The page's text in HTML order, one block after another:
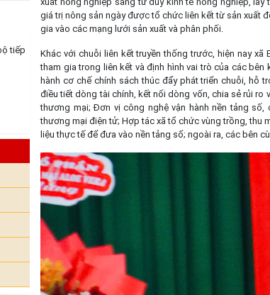
tiếp
giá trị nông sản ngày được tổ chức liên kết từ sản xuất
gia vào các mạng lưới sản xuất và phân phối.
Khác với chuỗi liên kết truyền thống trước, hiện nay
tham gia trong liên kết và định hình vai trò của các
hành cơ chế chính sách thúc đẩy phát triển chuỗi, hỗ
điều tiết dòng tài chính, kết nối dòng vốn, chia sẻ rủi ro
thương mại; Đơn vị công nghệ vận hành nền tảng
thương mại điện tử; Hợp tác xã tổ chức vùng trồng, thu
liệu thực tế để đưa vào nền tảng số; ngoài ra, các bên